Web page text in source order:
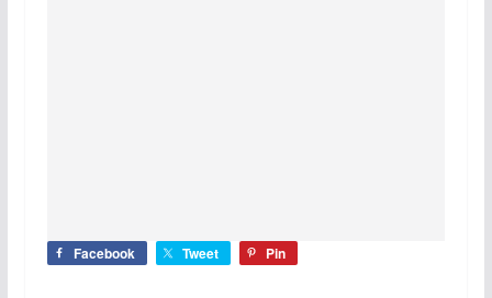
Facebook Tweet Pin